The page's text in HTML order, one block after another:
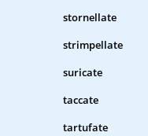
stornellate
strimpellate
suricate
taccate
tartufate